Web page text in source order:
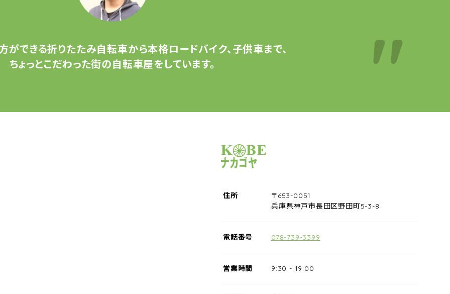
ができる折りたたみ自転車から本格ロードバイク、子供車まで、
ちょっとこだわった街の自転車屋をしています。
サイクルショップナカゴヤ
住所
〒653-0051
兵庫県神戸市長田区野田町5-3-8
電話番号 078-739-3399
営業時間 9:30 - 19:00